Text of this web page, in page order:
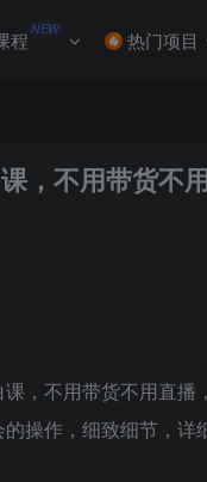
程 NEW 热门项目
，不用带货不
，不用带货不用直
操作，细致细节，